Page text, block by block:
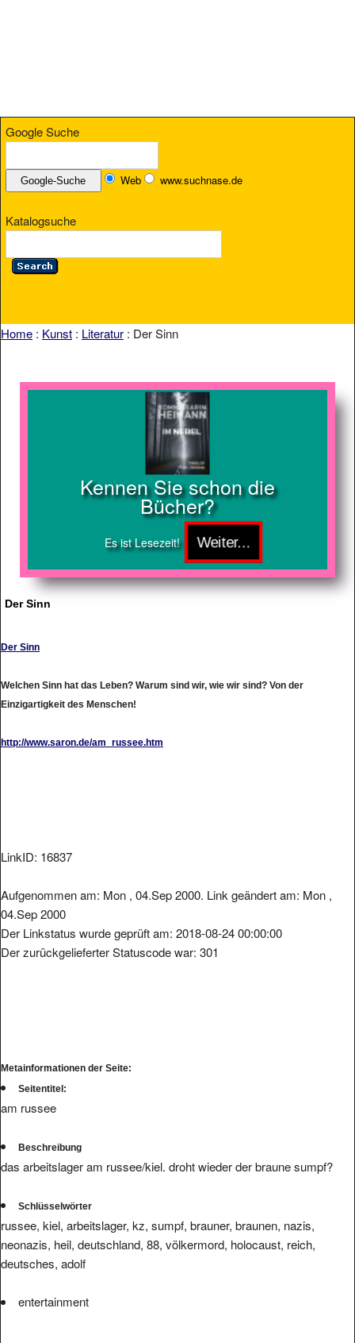
Google Suche
Web www.suchnase.de
Katalogsuche
Home : Kunst : Literatur : Der Sinn
Kennen Sie schon die
Bücher?
Es ist Lesezeit!
Der Sinn
Der Sinn
Welchen Sinn hat das Leben? Warum sind wir, wie wir sind? Von der
Einzigartigkeit des Menschen!
http://www.saron.de/am_russee.htm
LinkID: 16837
Aufgenommen am: Mon , 04.Sep 2000. Link geändert am: Mon ,
04.Sep 2000
Der Linkstatus wurde geprüft am: 2018-08-24 00:00:00
Der zurückgelieferter Statuscode war: 301
Metainformationen der Seite:
Seitentitel:
am russee
Beschreibung
das arbeitslager am russee/kiel. droht wieder der braune sumpf?
Schlüsselwörter
russee, kiel, arbeitslager, kz, sumpf, brauner, braunen, nazis,
neonazis, heil, deutschland, 88, völkermord, holocaust, reich,
deutsches, adolf
entertainment